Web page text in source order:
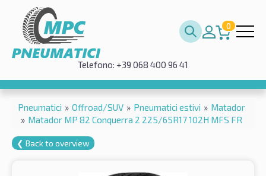
0
Telefono: +39 068 400 96 41
Pneumatici » Offroad/SUV » Pneumatici estivi » Matador
» Matador MP 82 Conquerra 2 225/65R17 102H MFS FR
❮ Back to overview